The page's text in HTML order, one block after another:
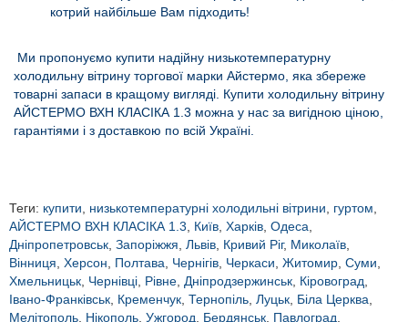
котрий найбільше Вам підходить!
Ми пропонуємо купити надійну низькотемпературну
холодильну вітрину торгової марки Айстермо, яка збереже
товарні запаси в кращому вигляді. Купити холодильну вітрину
АЙСТЕРМО ВХН КЛАСІКА 1.3 можна у нас за вигідною ціною,
гарантіями і з доставкою по всій Україні.
Теги: купити низькотемпературні холодильні вітрини гуртом
АЙСТЕРМО ВХН КЛАСІКА 1.3
Київ Харків Одеса
Дніпропетровськ Запоріжжя Львів Кривий Ріг, Миколаїв
Вінниця Херсон Полтава Чернігів Черкаси Житомир Суми
Хмельницьк Чернівці Рівне Дніпродзержинськ Кіровоград
Івано-Франківськ Кременчук Тернопіль Луцьк Біла Церква
Мелітополь Нікополь Ужгород Бердянськ Павлоград